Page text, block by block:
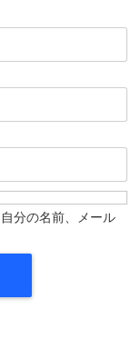
分の名前、メール